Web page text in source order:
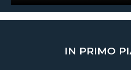
IN PRIMO